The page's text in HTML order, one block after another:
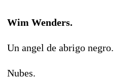
Wim Wenders.
Un angel de abrigo negro.
Nubes.